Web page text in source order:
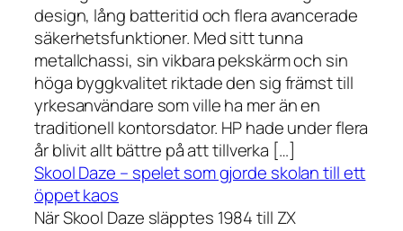
design, lång batteritid och flera avancerade
säkerhetsfunktioner. Med sitt tunna
metallchassi, sin vikbara pekskärm och sin
höga byggkvalitet riktade den sig främst till
yrkesanvändare som ville ha mer än en
traditionell kontorsdator. HP hade under flera
år blivit allt bättre på att tillverka […]
Skool Daze – spelet som gjorde skolan till ett
öppet kaos
När Skool Daze släpptes 1984 till ZX